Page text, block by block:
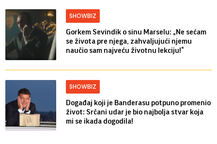
SHOWBIZ
Gorkem Sevindik o sinu Marselu: „Ne sećam
se života pre njega, zahvaljujući njemu
naučio sam najveću životnu lekciju!“
SHOWBIZ
Događaj koji je Banderasu potpuno promenio
život: Srčani udar je bio najbolja stvar koja
mi se ikada dogodila!